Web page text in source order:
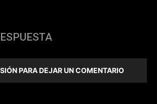
PARA DEJAR UN COMENTARIO